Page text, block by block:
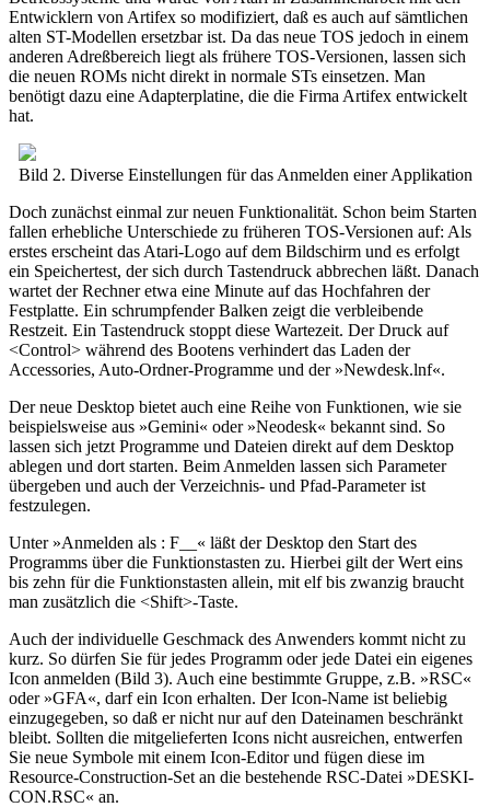
Entwicklern von Artifex so modifiziert, daß es auch auf sämtlichen
alten ST-Modellen ersetzbar ist. Da das neue TOS jedoch in einem
anderen Adreßbereich liegt als frühere TOS-Versionen, lassen sich
die neuen ROMs nicht direkt in normale STs einsetzen. Man
benötigt dazu eine Adapterplatine, die die Firma Artifex entwickelt
hat.
Bild 2. Diverse Einstellungen für das Anmelden einer Applikation
Doch zunächst einmal zur neuen Funktionalität. Schon beim Starten
fallen erhebliche Unterschiede zu früheren TOS-Versionen auf: Als
erstes erscheint das Atari-Logo auf dem Bildschirm und es erfolgt
ein Speichertest, der sich durch Tastendruck abbrechen läßt. Danach
wartet der Rechner etwa eine Minute auf das Hochfahren der
Festplatte. Ein schrumpfender Balken zeigt die verbleibende
Restzeit. Ein Tastendruck stoppt diese Wartezeit. Der Druck auf
<Control> während des Bootens verhindert das Laden der
Accessories, Auto-Ordner-Programme und der »Newdesk.lnf«.
Der neue Desktop bietet auch eine Reihe von Funktionen, wie sie
beispielsweise aus »Gemini« oder »Neodesk« bekannt sind. So
lassen sich jetzt Programme und Dateien direkt auf dem Desktop
ablegen und dort starten. Beim Anmelden lassen sich Parameter
übergeben und auch der Verzeichnis- und Pfad-Parameter ist
festzulegen.
Unter »Anmelden als : F__« läßt der Desktop den Start des
Programms über die Funktionstasten zu. Hierbei gilt der Wert eins
bis zehn für die Funktionstasten allein, mit elf bis zwanzig braucht
man zusätzlich die <Shift>-Taste.
Auch der individuelle Geschmack des Anwenders kommt nicht zu
kurz. So dürfen Sie für jedes Programm oder jede Datei ein eigenes
Icon anmelden (Bild 3). Auch eine bestimmte Gruppe, z.B. »RSC«
oder »GFA«, darf ein Icon erhalten. Der Icon-Name ist beliebig
einzugegeben, so daß er nicht nur auf den Dateinamen beschränkt
bleibt. Sollten die mitgelieferten Icons nicht ausreichen, entwerfen
Sie neue Symbole mit einem Icon-Editor und fügen diese im
Resource-Construction-Set an die bestehende RSC-Datei »DESKI-
CON.RSC« an.